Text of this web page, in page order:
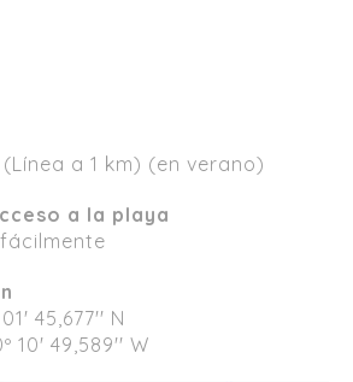
a 1 km) (en verano)
a la playa
45,677'' N
10' 49,589'' W